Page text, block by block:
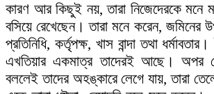
কারণ আর কিছুই নয়, তারা নিজেদেরকে
বসিয়ে রেখেছেন। তারা মনে করেন, জমিনের
প্রতিনিধি, কর্তৃপক্ষ, খাস বান্দা তথা
এখতিয়ার একমাত্র তাদেরই আছে। অপর
বললেই তাদের অহঙ্কারে লেগে যায়, তারা